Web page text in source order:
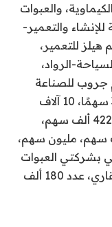
والعبوات
والتعمير-
هيلز للتعمير،
الرواد،
جروب للصناعة
والتجارة العالمية عدد 500 سهم، 3085 سهمًا، 10 آلاف
سهم، 10 آلاف سهم، 22.4 ألف سهم، 422.1 ألف سهم،
57.3 ألف سهم، 186.1 ألف سهم، مليون سهم،
بشركتي العبوات
الطبية، ومينا للاستثمار السياحي والعقاري، عدد 180 ألف